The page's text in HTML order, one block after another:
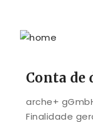
Conta de
arche+
Finalidade